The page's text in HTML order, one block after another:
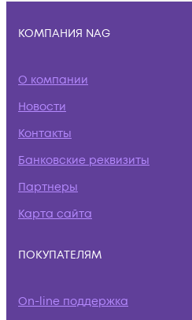
КОМПАНИЯ NAG
О компании
Новости
Контакты
Банковские реквизиты
Партнеры
Карта сайта
ПОКУПАТЕЛЯМ
On-line поддержка